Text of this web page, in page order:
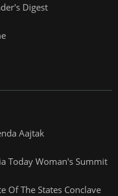
Digest
Aajtak
Today Woman's Summit
Of The States Conclave